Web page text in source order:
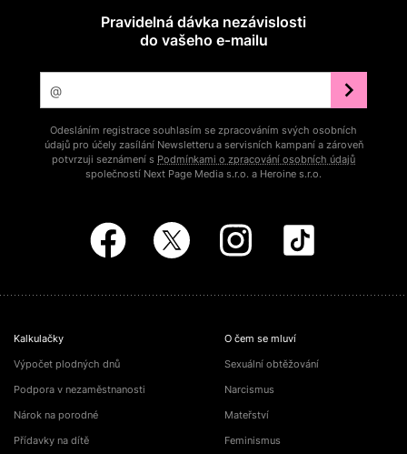
Pravidelná dávka nezávislosti
do vašeho e‑mailu
Odesláním registrace souhlasím se zpracováním svých osobních
údajů pro účely zasílání Newsletteru a servisních kampaní a zároveň
potvrzuji seznámení s Podmínkami o zpracování osobních údajů
společností Next Page Media s.r.o. a Heroine s.r.o.
Kalkulačky
Výpočet plodných dnů
Podpora v nezaměstnanosti
Nárok na porodné
Přídavky na dítě
O čem se mluví
Sexuální obtěžování
Narcismus
Mateřství
Feminismus